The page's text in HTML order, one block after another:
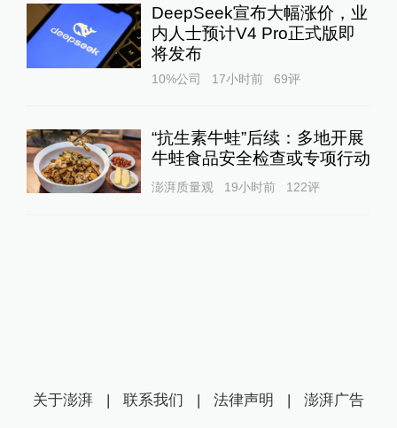
DeepSeek宣布大幅涨价，业
内人士预计V4 Pro正式版即
将发布
10%公司 17小时前 69评
“抗生素牛蛙”后续：多地开展
牛蛙食品安全检查或专项行动
澎湃质量观 19小时前 122评
关于澎湃 | 联系我们 | 法律声明 | 澎湃广告